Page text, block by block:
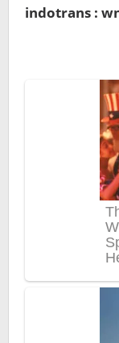
indotrans :